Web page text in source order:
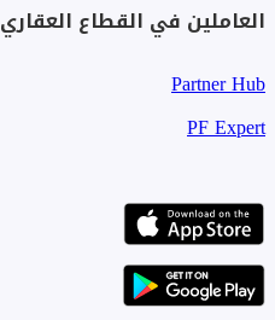
العاملين في القطاع العقاري
Partner Hub
PF Expert